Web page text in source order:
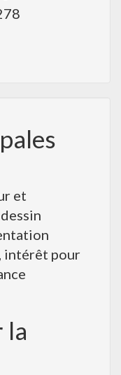
et
intérêt pour
la